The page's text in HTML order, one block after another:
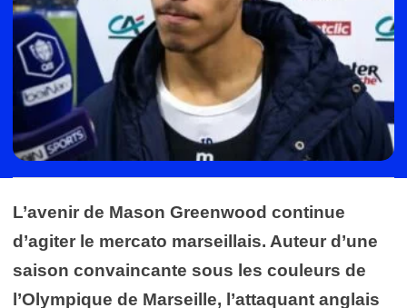
L’avenir de Mason Greenwood continue
d’agiter le mercato marseillais. Auteur d’une
saison convaincante sous les couleurs de
l’Olympique de Marseille, l’attaquant anglais